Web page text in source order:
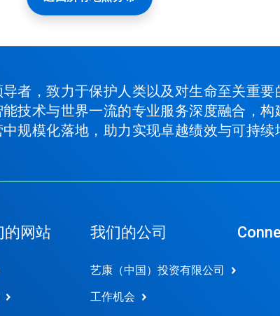
者，致力于保护人类以及对生命至关重
技术与世界一流的专业服务深度融合，
规模化落地，助力实现卓越绩效与可持续
的网站 我们的公司
艺康（中国）投资有限公司
工作机会